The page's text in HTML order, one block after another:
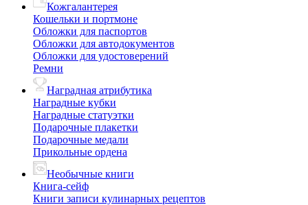
Кожгалантерея
Кошельки и портмоне
Обложки для паспортов
Обложки для автодокументов
Обложки для удостоверений
Ремни
Наградная атрибутика
Наградные кубки
Наградные статуэтки
Подарочные плакетки
Подарочные медали
Прикольные ордена
Необычные книги
Книга-сейф
Книги записи кулинарных рецептов